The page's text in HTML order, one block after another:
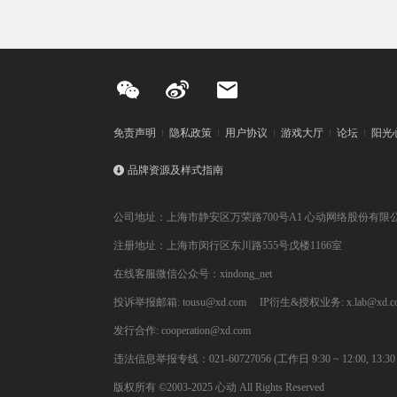
免责声明 隐私政策 用户协议 游戏大厅 论坛 阳光
品牌资源及样式指南
公司地址：上海市静安区万荣路700号A1 心动网络股份有限
注册地址：上海市闵行区东川路555号戊楼1166室
在线客服微信公众号：xindong_net
投诉举报邮箱: tousu@xd.com IP衍生&授权业务:
发行合作: cooperation@xd.com
违法信息举报专线：021-60727056 (工作日 9:30 ~ 12:00, 13:30
版权所有 ©2003-2025 心动 All Rights Reserved